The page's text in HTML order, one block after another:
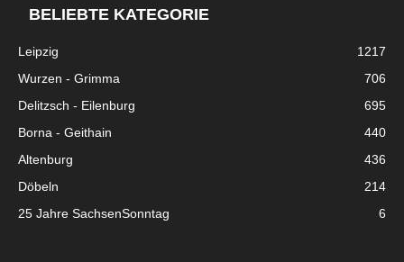
BELIEBTE KATEGORIE
Leipzig
1217
Wurzen - Grimma
706
Delitzsch - Eilenburg
695
Borna - Geithain
440
Altenburg
436
Döbeln
214
25 Jahre SachsenSonntag
6